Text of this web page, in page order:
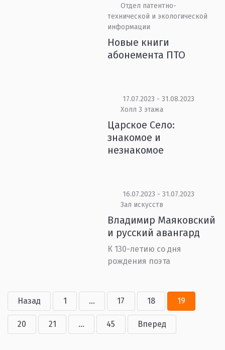
Отдел патентно-
технической и экологической
информации
Новые книги
абонемента ПТО
17.07.2023 - 31.08.2023
Холл 3 этажа
Царское Село:
знакомое и
незнакомое
16.07.2023 - 31.07.2023
Зал искусств
Владимир Маяковский
и русский авангард
К 130-летию со дня
рождения поэта
Назад 1 ... 17 18 19
20 21 ... 45 Вперед